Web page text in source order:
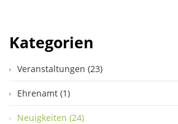
Kategorien
Veranstaltungen (23)
Ehrenamt (1)
Neuigkeiten (24)